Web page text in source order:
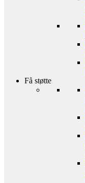
Få støtte